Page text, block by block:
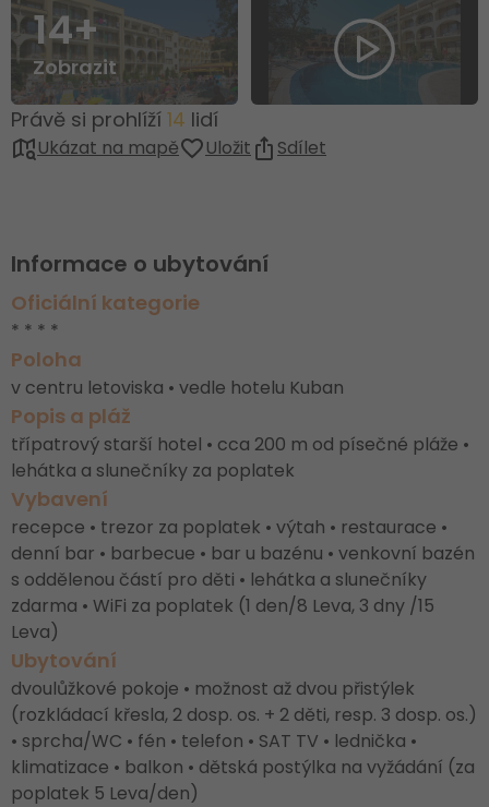
14+
Zobrazit
Právě si prohlíží 14 lidí
Ukázat na mapě Uložit Sdílet
Informace o ubytování
Oficiální kategorie
* * * *
Poloha
v centru letoviska • vedle hotelu Kuban
Popis a pláž
třípatrový starší hotel • cca 200 m od písečné pláže •
lehátka a slunečníky za poplatek
Vybavení
recepce • trezor za poplatek • výtah • restaurace •
denní bar • barbecue • bar u bazénu • venkovní bazén
s oddělenou částí pro děti • lehátka a slunečníky
zdarma • WiFi za poplatek (1 den/8 Leva, 3 dny /15
Leva)
Ubytování
dvoulůžkové pokoje • možnost až dvou přistýlek
(rozkládací křesla, 2 dosp. os. + 2 děti, resp. 3 dosp. os.)
• sprcha/WC • fén • telefon • SAT TV • lednička •
klimatizace • balkon • dětská postýlka na vyžádání (za
poplatek 5 Leva/den)